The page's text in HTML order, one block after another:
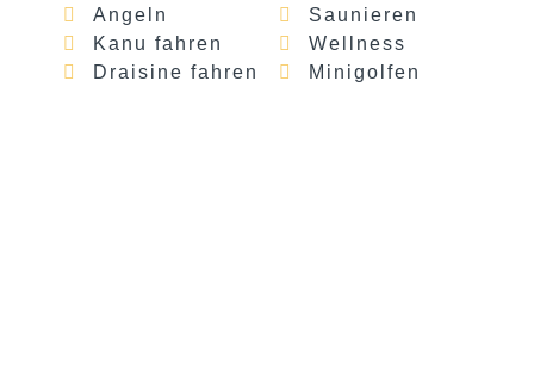
Angeln
Kanu fahren
Draisine fahren
Saunieren
Wellness
Minigolfen